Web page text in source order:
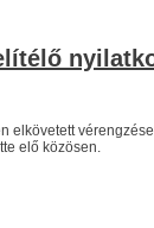
elő közösen.